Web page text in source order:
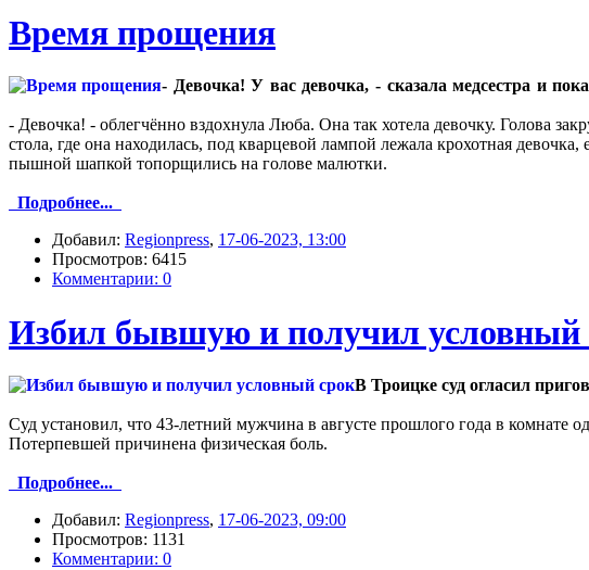
Время прощения
- Девочка! У вас девочка, - сказала медсестра и
- Девочка! - облегчённо вздохнула Люба. Она так хотела девочку. Голова
стола, где она находилась, под кварцевой лампой лежала крохотная
пышной шапкой топорщились на голове малютки.
Подробнее...
Добавил: Regionpress, 17-06-2023, 13:00
Просмотров: 6415
Комментарии: 0
Избил бывшую и получил условный
В Троицке суд огласил
Суд установил, что 43-летний мужчина в августе прошлого года в комнате
Потерпевшей причинена физическая боль.
Подробнее...
Добавил: Regionpress, 17-06-2023, 09:00
Просмотров: 1131
Комментарии: 0